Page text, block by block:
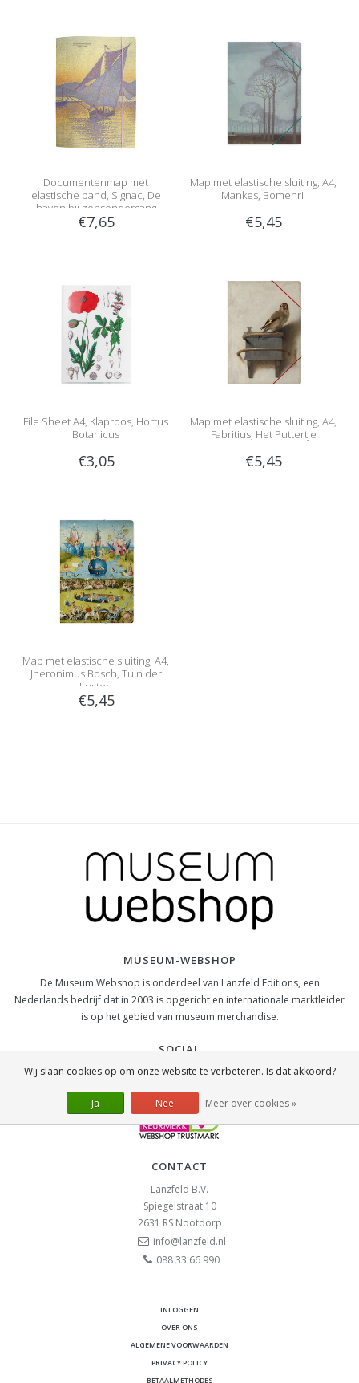
Documentenmap met
elastische band, Signac, De
haven bij zonsondergang
€7,65
Map met elastische sluiting, A4,
Mankes, Bomenrij
€5,45
File Sheet A4, Klaproos, Hortus
Botanicus
€3,05
Map met elastische sluiting, A4,
Fabritius, Het Puttertje
€5,45
Map met elastische sluiting, A4,
Jheronimus Bosch, Tuin der
Lusten
€5,45
MUSEUM-WEBSHOP
De Museum Webshop is onderdeel van Lanzfeld Editions, een
Nederlands bedrijf dat in 2003 is opgericht en internationale marktleider
is op het gebied van museum merchandise.
SOCIAL
CONTACT
Lanzfeld B.V.
Spiegelstraat 10
2631 RS Nootdorp
info@lanzfeld.nl
088 33 66 990
INLOGGEN
OVER ONS
ALGEMENE VOORWAARDEN
PRIVACY POLICY
BETAALMETHODES
Wij slaan cookies op om onze website te verbeteren. Is dat akkoord?
Ja Nee Meer over cookies »